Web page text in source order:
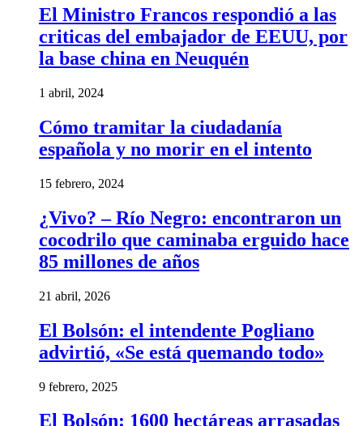
El Ministro Francos respondió a las
criticas del embajador de EEUU, por
la base china en Neuquén
1 abril, 2024
Cómo tramitar la ciudadanía
española y no morir en el intento
15 febrero, 2024
¿Vivo? – Río Negro: encontraron un
cocodrilo que caminaba erguido hace
85 millones de años
21 abril, 2026
El Bolsón: el intendente Pogliano
advirtió, «Se está quemando todo»
9 febrero, 2025
El Bolsón: 1600 hectáreas arrasadas